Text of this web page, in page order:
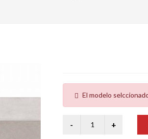
El modelo